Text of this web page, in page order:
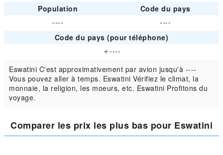
Population
Code du pays
----
----
Code du pays (pour téléphone)
＋----
Eswatini C'est approximativement par avion jusqu'à ----
Vous pouvez aller à temps. Eswatini Vérifiez le climat, la
monnaie, la religion, les moeurs, etc. Eswatini Profitons du
voyage.
Comparer les prix les plus bas pour Eswatini